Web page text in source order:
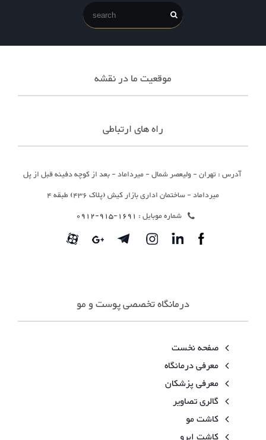
موقعیت ما در نقشه
راه های ارتباطی
آدرس : تهران - ولیعصر شمال - میرداماد - بعد از کوچه دفینه قبل از پل
میرداماد - ساختمان اداری بازار کیش (پلاک 436) طبقه 4
شماره موبایل : 1691-915-0912
درمانگاه تخصصی پوست و مو
صفحه نخست
معرفی درمانگاه
معرفی پزشکان
گالری تصاویر
کاشت مو